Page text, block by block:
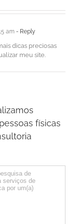
am - Reply
dicas preciosas
meu site.
físicas